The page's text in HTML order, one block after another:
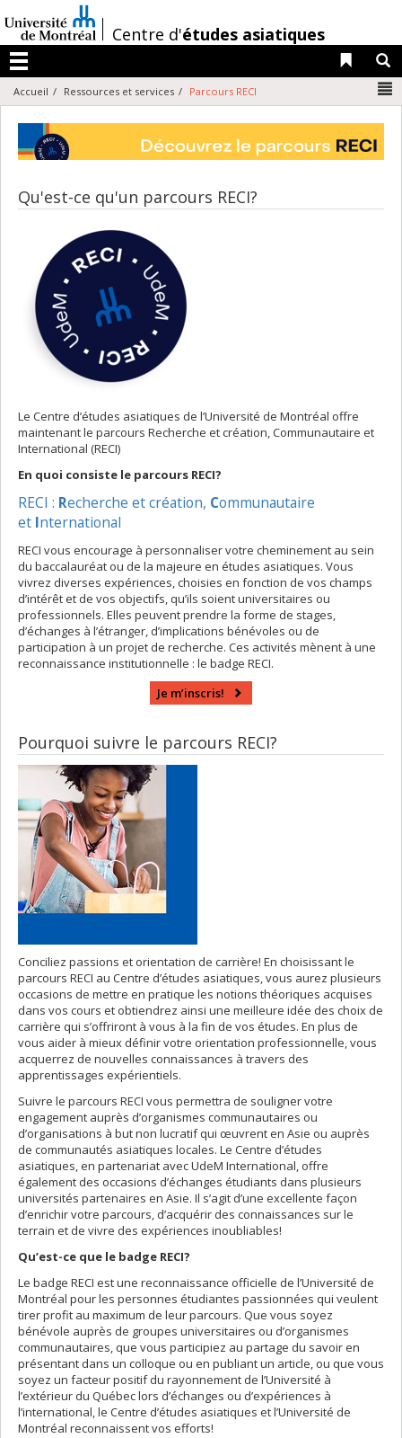
au
contenu
/
Centre d'études asiatiques
Menu
Liens
Accueil Ressources et services Parcours RECI
Qu'est-ce qu'un parcours RECI?
Le Centre d’études asiatiques de l’Université de Montréal offre
maintenant le parcours Recherche et création, Communautaire et
International (RECI)
En quoi consiste le parcours RECI?
RECI : Recherche et création, Communautaire
et International
RECI vous encourage à personnaliser votre cheminement au sein
du baccalauréat ou de la majeure en études asiatiques. Vous
vivrez diverses expériences, choisies en fonction de vos champs
d’intérêt et de vos objectifs, qu’ils soient universitaires ou
professionnels. Elles peuvent prendre la forme de stages,
d’échanges à l’étranger, d’implications bénévoles ou de
participation à un projet de recherche. Ces activités mènent à une
reconnaissance institutionnelle : le badge RECI.
Je m’inscris!
Pourquoi suivre le parcours RECI?
Conciliez passions et orientation de carrière! En choisissant le
parcours RECI au Centre d’études asiatiques, vous aurez plusieurs
occasions de mettre en pratique les notions théoriques acquises
dans vos cours et obtiendrez ainsi une meilleure idée des choix de
carrière qui s’offriront à vous à la fin de vos études. En plus de
vous aider à mieux définir votre orientation professionnelle, vous
acquerrez de nouvelles connaissances à travers des
apprentissages expérientiels.
Suivre le parcours RECI vous permettra de souligner votre
engagement auprès d’organismes communautaires ou
d’organisations à but non lucratif qui œuvrent en Asie ou auprès
de communautés asiatiques locales. Le Centre d’études
asiatiques, en partenariat avec UdeM International, offre
également des occasions d’échanges étudiants dans plusieurs
universités partenaires en Asie. Il s’agit d’une excellente façon
d’enrichir votre parcours, d’acquérir des connaissances sur le
terrain et de vivre des expériences inoubliables!
Qu’est-ce que le badge RECI?
Le badge RECI est une reconnaissance officielle de l’Université de
Montréal pour les personnes étudiantes passionnées qui veulent
tirer profit au maximum de leur parcours. Que vous soyez
bénévole auprès de groupes universitaires ou d’organismes
communautaires, que vous participiez au partage du savoir en
présentant dans un colloque ou en publiant un article, ou que vous
soyez un facteur positif du rayonnement de l’Université à
l’extérieur du Québec lors d’échanges ou d’expériences à
l’international, le Centre d’études asiatiques et l’Université de
Montréal reconnaissent vos efforts!